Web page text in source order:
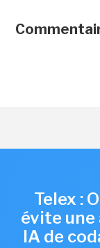
Telex :
évite une
IA de